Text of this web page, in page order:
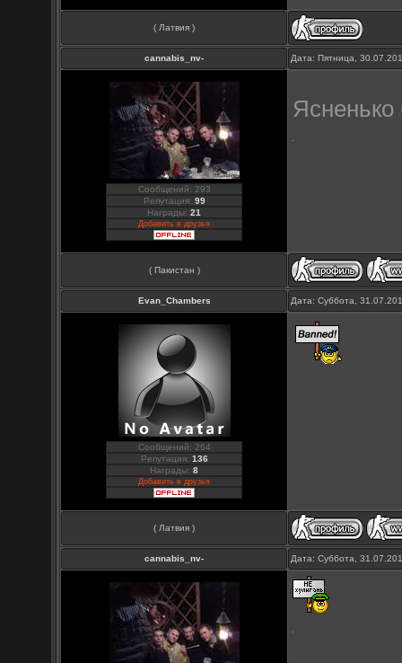
( Латвия )
cannabis_nv- Дата: Пятница,
Сообщений: 293
Репутация: 99
Награды:21
Добавить в друзья
( Пакистан )
Evan_Chambers Дата: Суббота,
Сообщений: 264
Репутация: 136
Награды:8
Добавить в друзья
( Латвия )
cannabis_nv- Дата: Суббота,